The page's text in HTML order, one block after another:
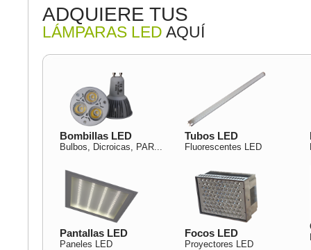
ADQUIERE TUS
LÁMPARAS LED AQUÍ
Bombillas LED
Bulbos, Dicroicas, PAR...
Tubos LED
Fluorescentes LED
Pantallas LED
Paneles LED
Focos LED
Proyectores LED